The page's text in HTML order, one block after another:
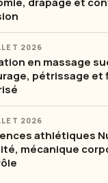
2026
en massage
pétrissage et
2026
athlétiques
mécanique